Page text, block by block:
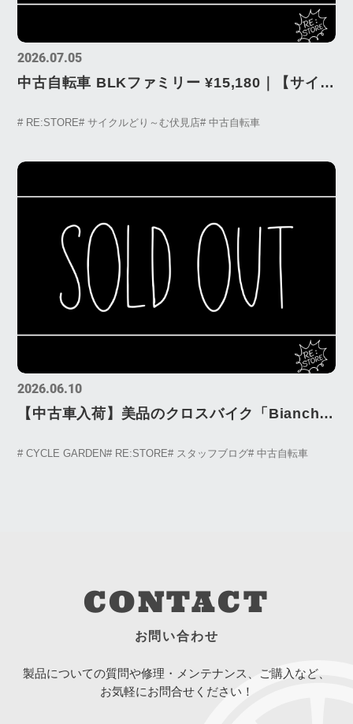
2026.07.05
中古自転車 BLKファミリー ¥15,180｜【サイク
# RE:STORE# サイクルどり～む伏見店# 中古自転車
2026.06.10
【中古車入荷】美品のクロスバイク「Bianchi
# CYCLE GARDEN# RE:STORE# スタッフブログ# 中古自転車
CONTACT
お問い合わせ
製品についての質問や修理・メンテナンス、ご購入など、
お気軽にお問合せください！